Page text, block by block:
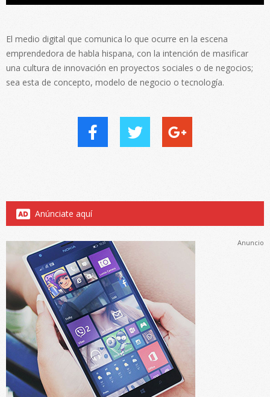
El medio digital que comunica lo que ocurre en la escena
emprendedora de habla hispana, con la intención de masificar
una cultura de innovación en proyectos sociales o de negocios;
sea esta de concepto, modelo de negocio o tecnología.
Anúnciate aquí
Anuncio